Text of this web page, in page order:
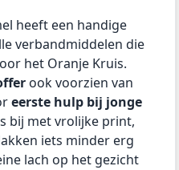
heeft een handige
verbandmiddelen die
het Oranje Kruis.
ook voorzien van
eerste hulp bij jonge
bij met vrolijke print,
iets minder erg
lach op het gezicht